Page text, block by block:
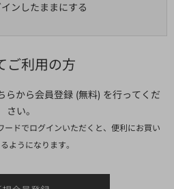
ンしたままにする
ご利用の方
らから会員登録 (無料) を行ってくだ
さい。
ードでログインいただくと、便利にお買い
ようになります。